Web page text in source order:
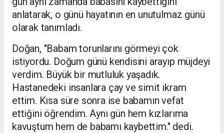
anlatarak, o günü hayatının en unutulmaz günü
olarak tanımladı.
Doğan, "Babam torunlarını görmeyi çok
istiyordu. Doğum günü kendisini arayıp müjdeyi
verdim. Büyük bir mutluluk yaşadık.
Hastanedeki insanlara çay ve simit ikram
ettim. Kısa süre sonra ise babamın vefat
ettiğini öğrendim. Aynı gün hem kızlarıma
kavuştum hem de babamı kaybettim." dedi.